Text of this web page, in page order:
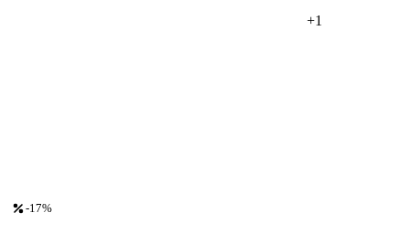
+1
-17%